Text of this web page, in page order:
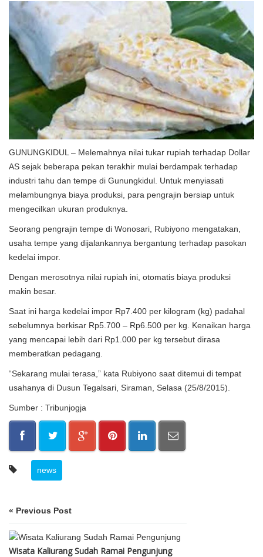
GUNUNGKIDUL – Melemahnya nilai tukar rupiah terhadap Dollar
AS sejak beberapa pekan terakhir mulai berdampak terhadap
industri tahu dan tempe di Gunungkidul. Untuk menyiasati
melambungnya biaya produksi, para pengrajin bersiap untuk
mengecilkan ukuran produknya.
Seorang pengrajin tempe di Wonosari, Rubiyono mengatakan,
usaha tempe yang dijalankannya bergantung terhadap pasokan
kedelai impor.
Dengan merosotnya nilai rupiah ini, otomatis biaya produksi
makin besar.
Saat ini harga kedelai impor Rp7.400 per kilogram (kg) padahal
sebelumnya berkisar Rp5.700 – Rp6.500 per kg. Kenaikan harga
yang mencapai lebih dari Rp1.000 per kg tersebut dirasa
memberatkan pedagang.
“Sekarang mulai terasa,” kata Rubiyono saat ditemui di tempat
usahanya di Dusun Tegalsari, Siraman, Selasa (25/8/2015).
Sumber : Tribunjogja
news
« Previous Post
Wisata Kaliurang Sudah Ramai Pengunjung